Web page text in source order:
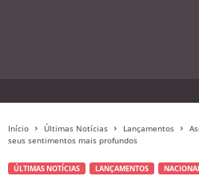
Início Últimas Notícias Lançamentos
seus sentimentos mais profundos
ÚLTIMAS NOTÍCIAS LANÇAMENTOS